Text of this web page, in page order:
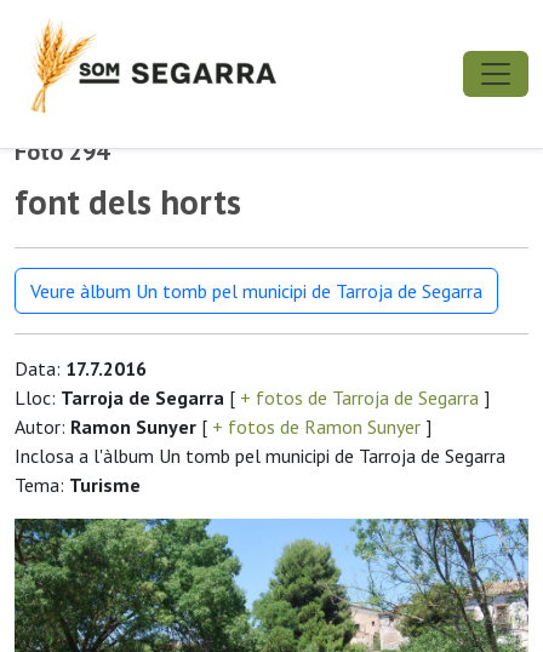
Foto 294
font dels horts
Veure àlbum Un tomb pel municipi de Tarroja de Segarra
Data: 17.7.2016
Lloc: Tarroja de Segarra [ + fotos de Tarroja de Segarra ]
Autor: Ramon Sunyer [ + fotos de Ramon Sunyer ]
Inclosa a l'àlbum Un tomb pel municipi de Tarroja de Segarra
Tema: Turisme